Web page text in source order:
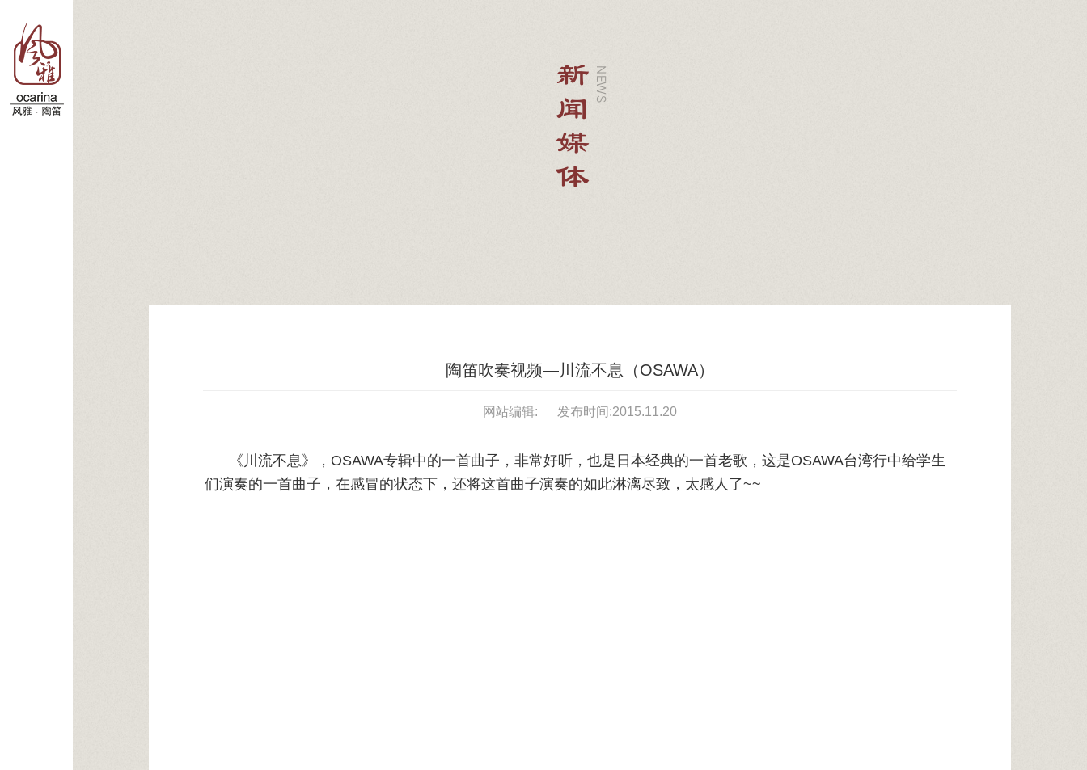
NEWS
新闻媒体
陶笛吹奏视频—川流不息（OSAWA）
网站编辑: 发布时间:2015.11.20
《川流不息》，OSAWA专辑中的一首曲子，非常好听，也是日本经典的一首老歌，这是OSAWA台湾行中给学生
们演奏的一首曲子，在感冒的状态下，还将这首曲子演奏的如此淋漓尽致，太感人了~~